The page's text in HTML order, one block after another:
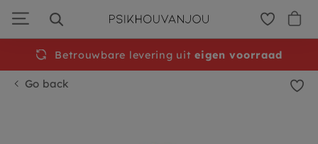
navigation
Go back
Betrouwbare levering uiteigen voorraad
Free shipping from €50